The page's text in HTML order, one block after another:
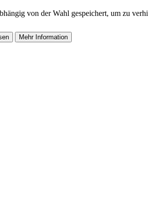
von der Wahl gespeichert, um zu